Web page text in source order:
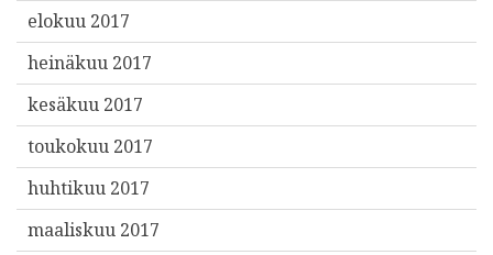
elokuu 2017
heinäkuu 2017
kesäkuu 2017
toukokuu 2017
huhtikuu 2017
maaliskuu 2017